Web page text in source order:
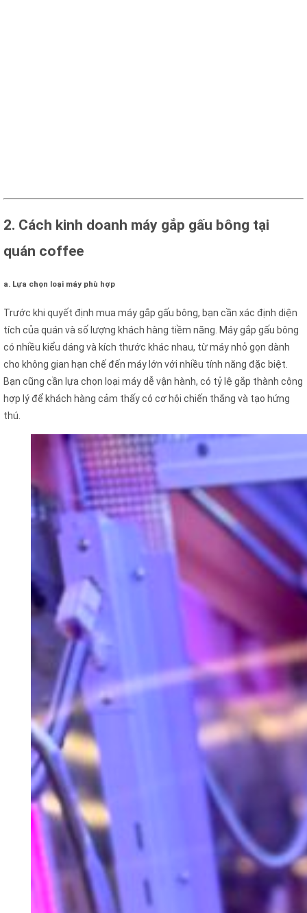
2. Cách kinh doanh máy gắp gấu bông tại
quán coffee
a. Lựa chọn loại máy phù hợp
Trước khi quyết định mua máy gắp gấu bông, bạn cần xác định diện
tích của quán và số lượng khách hàng tiềm năng. Máy gắp gấu bông
có nhiều kiểu dáng và kích thước khác nhau, từ máy nhỏ gọn dành
cho không gian hạn chế đến máy lớn với nhiều tính năng đặc biệt.
Bạn cũng cần lựa chọn loại máy dễ vận hành, có tỷ lệ gắp thành công
hợp lý để khách hàng cảm thấy có cơ hội chiến thắng và tạo hứng
thú.